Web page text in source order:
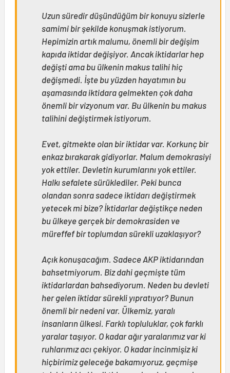
Uzun süredir düşündüğüm bir konuyu sizlerle
samimi bir şekilde konuşmak istiyorum.
Hepimizin artık malumu, önemli bir değişim
kapıda iktidar değişiyor. Ancak iktidarlar hep
değişti ama bu ülkenin makus talihi hiç
değişmedi. İşte bu yüzden hayatımın bu
aşamasında iktidara gelmekten çok daha
önemli bir vizyonum var. Bu ülkenin bu makus
talihini değiştirmek istiyorum.
Evet, gitmekte olan bir iktidar var. Korkunç bir
enkaz bırakarak gidiyorlar. Malum demokrasiyi
yok ettiler. Devletin kurumlarını yok ettiler.
Halkı sefalete sürüklediler. Peki bunca
olandan sonra sadece iktidarı değiştirmek
yetecek mi bize? İktidarlar değiştikçe neden
bu ülkeye gerçek bir demokrasiden ve
müreffef bir toplumdan sürekli uzaklaşıyor?
Açık konuşacağım. Sadece AKP iktidarından
bahsetmiyorum. Biz dahi geçmişte tüm
iktidarlardan bahsediyorum. Neden bu devleti
her gelen iktidar sürekli yıpratıyor? Bunun
önemli bir nedeni var. Ülkemiz, yaralı
insanların ülkesi. Farklı topluluklar, çok farklı
yaralar taşıyor. O kadar ağır yaralarımız var ki
ruhlarımız acı çekiyor. O kadar incinmişiz ki
hiçbirimiz geleceğe bakamıyoruz, geçmişe